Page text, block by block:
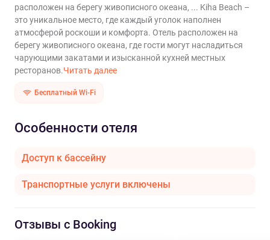
расположен на берегу живописного океана, ... Kiha Beach –
это уникальное место, где каждый уголок наполнен
атмосферой роскоши и комфорта. Отель расположен на
берегу живописного океана, где гости могут насладиться
чарующими закатами и изысканной кухней местных
ресторанов.Читать далее
Бесплатный Wi-Fi
Особенности отеля
Доступ к бассейну
Транспортные услуги включены
Отзывы с Booking